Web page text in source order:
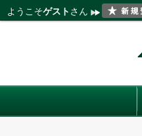
ようこそゲスト さん